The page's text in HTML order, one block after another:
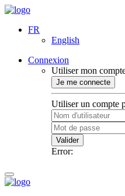
FR
English
Connexion
Utiliser mon
Je me connecte
Utiliser un compte
Valider
Error: